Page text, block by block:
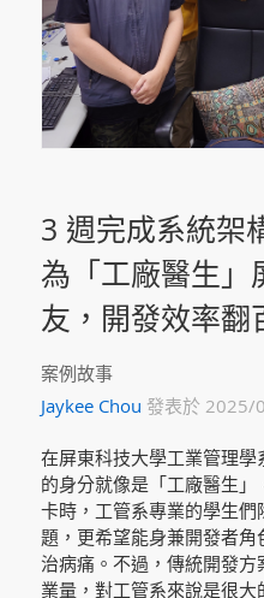
3 週完成系統架
為「工廠醫生」
友，開發效率翻
案例故事
Jaykee Chou 發表於 2025/
在屏東科技大學工業管理
的身分就像是「工廠醫生
卡時，工管系專業的學生
題，更希望能身兼開發者
治病痛。不過，傳統開發
業量，對工管系來說是很